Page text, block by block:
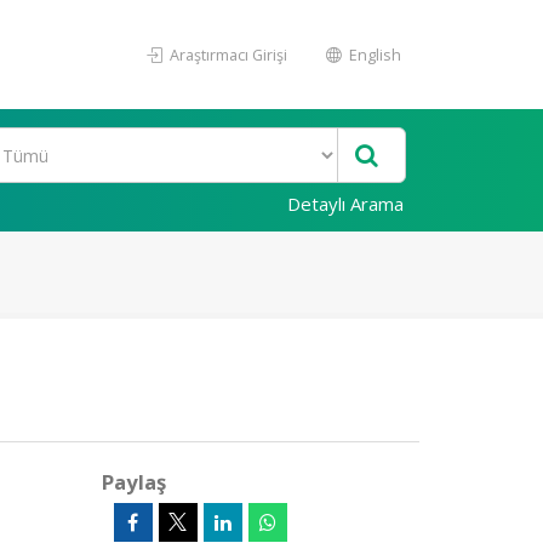
Araştırmacı Girişi English
Detaylı Arama
Paylaş